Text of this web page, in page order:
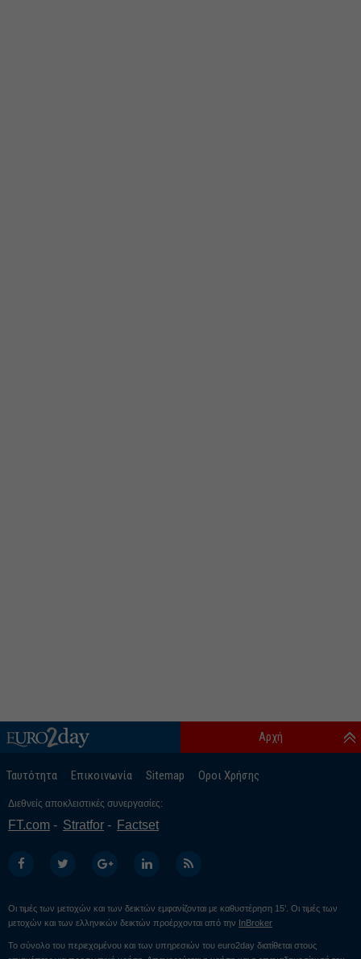
Ταυτότητα Επικοινωνία Sitemap Οροι Χρήσης
Αρχή
Διεθνείς αποκλειστικές συνεργασίες:
FT.com Stratfor Factset
Οι τιμές των μετοχών και των δεικτών εμφανίζονται με καθυστέρηση 15’. Οι τιμές των
μετοχών και των ελληνικών δεικτών προέρχονται από την InBroker
Το σύνολο του περιεχομένου και των υπηρεσιών του euro2day διατίθεται στους